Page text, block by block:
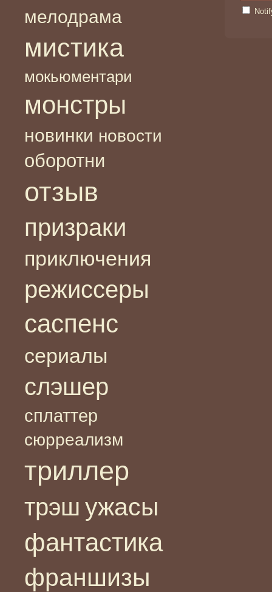
мелодрама
мистика
мокьюментари
монстры
новинки новости
оборотни
отзыв
призраки
приключения
режиссеры
саспенс
сериалы
слэшер
сплаттер
сюрреализм
триллер
трэш ужасы
фантастика
франшизы